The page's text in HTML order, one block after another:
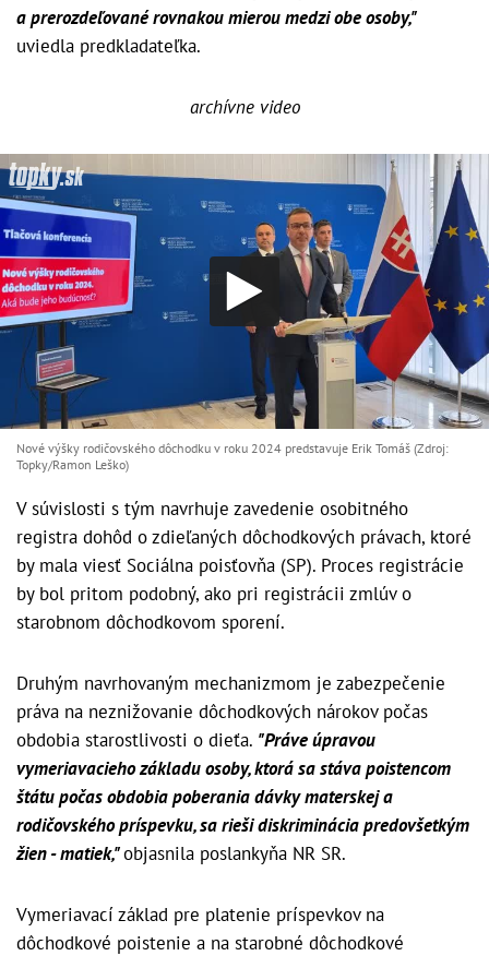
a prerozdeľované rovnakou mierou medzi obe osoby,"
uviedla predkladateľka.
archívne video
Nové výšky rodičovského dôchodku v roku 2024 predstavuje Erik Tomáš (Zdroj:
Topky/Ramon Leško)
V súvislosti s tým navrhuje zavedenie osobitného
registra dohôd o zdieľaných dôchodkových právach, ktoré
by mala viesť Sociálna poisťovňa (SP). Proces registrácie
by bol pritom podobný, ako pri registrácii zmlúv o
starobnom dôchodkovom sporení.
Druhým navrhovaným mechanizmom je zabezpečenie
práva na neznižovanie dôchodkových nárokov počas
obdobia starostlivosti o dieťa. "Práve úpravou
vymeriavacieho základu osoby, ktorá sa stáva poistencom
štátu počas obdobia poberania dávky materskej a
rodičovského príspevku, sa rieši diskriminácia predovšetkým
žien - matiek,"objasnila poslankyňa NR SR.
Vymeriavací základ pre platenie príspevkov na
dôchodkové poistenie a na starobné dôchodkové